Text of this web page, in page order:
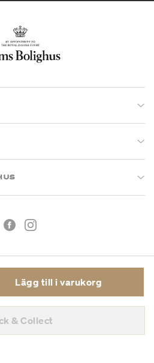
Lägg till i varukorg
& Collect
55681353-8701